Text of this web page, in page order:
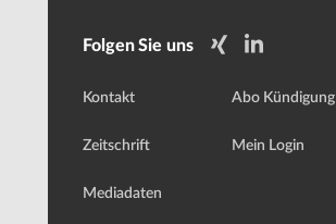
Folgen Sie uns
Kontakt
Zeitschrift
Mediadaten
Abo Kündigung
Mein Login